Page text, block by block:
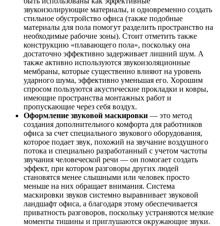
звукоизолирующие материалы, и одновременно создать
стильное обустройство офиса (также подобные
материалы для пола помогут разделить пространство на
необходимые рабочие зоны). Стоит отметить также
конструкцию «плавающего пола», поскольку она
достаточно эффективно задерживает лишний шум. А
также активно используются звукоизоляционные
мембраны, которые существенно влияют на уровень
ударного шума, эффективно уменьшая его. Хорошим
спросом пользуются акустические прокладки и ковры,
имеющие пространства монтажных работ и
пропускающие через себя воздух.
Оформление звуковой маскировки — это метод
создания дополнительного комфорта для работников
офиса за счет специального звукового оборудования,
которое подает звук, похожий на звучание воздушного
потока и специально разработанный с учетом частоты
звучания человеческой речи — он помогает создать
эффект, при котором разговоры других людей
становятся менее слышными или человек просто
меньше на них обращает внимания. Система
маскировки звуков системно выравнивает звуковой
ландшафт офиса, а благодаря этому обеспечивается
приватность разговоров, поскольку устраняются мелкие
моменты тишины и приглушаются окружающие звуки.